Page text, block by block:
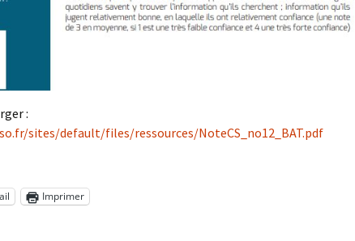
:
sites/default/files/ressources/NoteCS_no12_BAT.pdf
Imprimer